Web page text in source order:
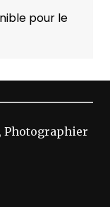
pour le
Photographier